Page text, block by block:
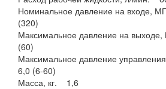
Номинальное давление на входе,
(320)
Максимальное давление на
(60)
Максимальное давление
6,0 (6-60)
Масса, кг. 1,6